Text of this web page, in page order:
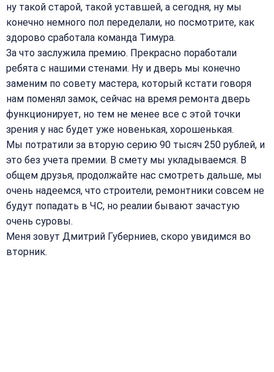
ну такой старой, такой уставшей, а сегодня, ну мы
конечно немного пол переделали, но посмотрите, как
здорово сработала команда Тимура.
За что заслужила премию. Прекрасно поработали
ребята с нашими стенами. Ну и дверь мы конечно
заменим по совету мастера, который кстати говоря
нам поменял замок, сейчас на время ремонта дверь
функционирует, но тем не менее все с этой точки
зрения у нас будет уже новенькая, хорошенькая.
Мы потратили за вторую серию 90 тысяч 250 рублей, и
это без учета премии. В смету мы укладываемся. В
общем друзья, продолжайте нас смотреть дальше, мы
очень надеемся, что строители, ремонтники совсем не
будут попадать в ЧС, но реалии бывают зачастую
очень суровы.
Меня зовут Дмитрий Губерниев, скоро увидимся во
вторник.